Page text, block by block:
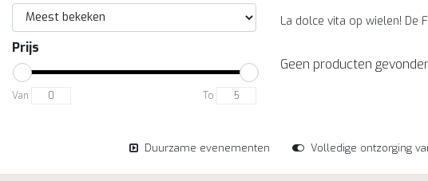
Prijs
Van To
La dolce vita op wielen! De
Geen producten
Duurzame evenementen Volledige ontzorging